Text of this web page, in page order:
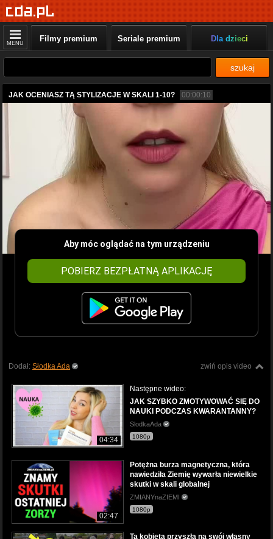
MENU Filmy premium Seriale premium Dla dzieci
szukaj
JAK OCENIASZ TĄ STYLIZACJE W SKALI 1-10? 00:00:10
Aby móc oglądać na tym urządzeniu
POBIERZ BEZPŁATNĄ APLIKACJĘ
zwiń opis video
Dodał: Słodka Ada
04:34
Następne wideo:
JAK SZYBKO ZMOTYWOWAĆ SIĘ DO
NAUKI PODCZAS KWARANTANNY?
SlodkaAda
1080p
02:47
Potężna burza magnetyczna, która
nawiedziła Ziemię wywarła niewielkie
skutki w skali globalnej
ZMIANYnaZIEMI
1080p
Ta kobieta przyszła na swój własny